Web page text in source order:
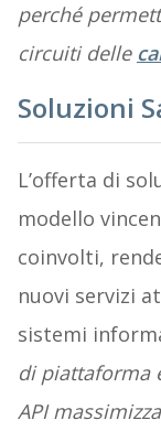
perché
circuiti delle
Soluzioni
L’offerta di
modello
coinvolti,
nuovi servizi
sistemi
di piattaforma
API